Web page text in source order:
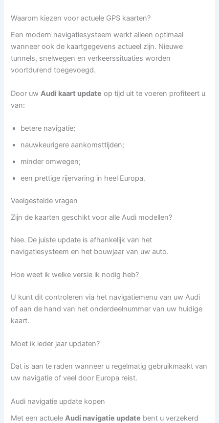
Waarom kiezen voor actuele GPS kaarten?
Een modern navigatiesysteem werkt alleen optimaal
wanneer ook de kaartgegevens actueel zijn. Nieuwe
tunnels, snelwegen en verkeerssituaties worden
voortdurend toegevoegd.
Door uw Audi kaart update op tijd uit te voeren profiteert u
van:
betere navigatie;
nauwkeurigere aankomsttijden;
minder omwegen;
een prettige rijervaring in heel Europa.
Veelgestelde vragen
Zijn de kaarten geschikt voor alle Audi modellen?
Nee. De juiste update is afhankelijk van het
navigatiesysteem en het bouwjaar van uw auto.
Hoe weet ik welke versie ik nodig heb?
U kunt dit controleren via het navigatiemenu van uw Audi
of aan de hand van het onderdeelnummer van uw huidige
kaart.
Moet ik ieder jaar updaten?
Dat is aan te raden wanneer u regelmatig gebruikmaakt van
uw navigatie of veel door Europa reist.
Audi navigatie update kopen
Met een actueleAudi navigatie update bent u verzekerd